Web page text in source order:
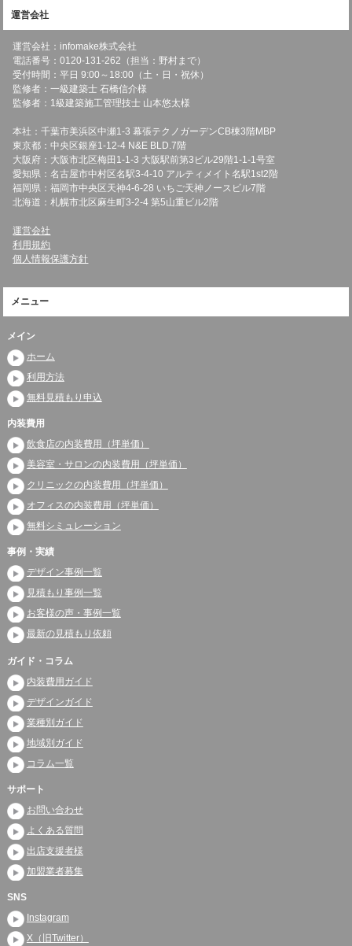
運営会社
運営会社：infomake株式会社
電話番号：0120-131-262（担当：野村まで）
受付時間：平日 9:00～18:00（土・日・祝休）
監修者：一級建築士 石橋信介様
監修者：1級建築施工管理技士 山本悠太様
本社：千葉市美浜区中瀬1-3 幕張テクノガーデンCB棟3階MBP
東京都：中央区銀座1-12-4 N&E BLD.7階
大阪府：大阪市北区梅田1-1-3 大阪駅前第3ビル29階1-1-1号室
愛知県：名古屋市中村区名駅3-4-10 アルティメイト名駅1st2階
福岡県：福岡市中央区天神4-6-28 いちご天神ノースビル7階
北海道：札幌市北区麻生町3-2-4 第5山重ビル2階
運営会社
利用規約
個人情報保護方針
メニュー
メイン
ホーム
利用方法
無料見積もり申込
内装費用
飲食店の内装費用（坪単価）
美容室・サロンの内装費用（坪単価）
クリニックの内装費用（坪単価）
オフィスの内装費用（坪単価）
無料シミュレーション
事例・実績
デザイン事例一覧
見積もり事例一覧
お客様の声・事例一覧
最新の見積もり依頼
ガイド・コラム
内装費用ガイド
デザインガイド
業種別ガイド
地域別ガイド
コラム一覧
サポート
お問い合わせ
よくある質問
出店支援者様
加盟業者募集
SNS
Instagram
X（旧Twitter）